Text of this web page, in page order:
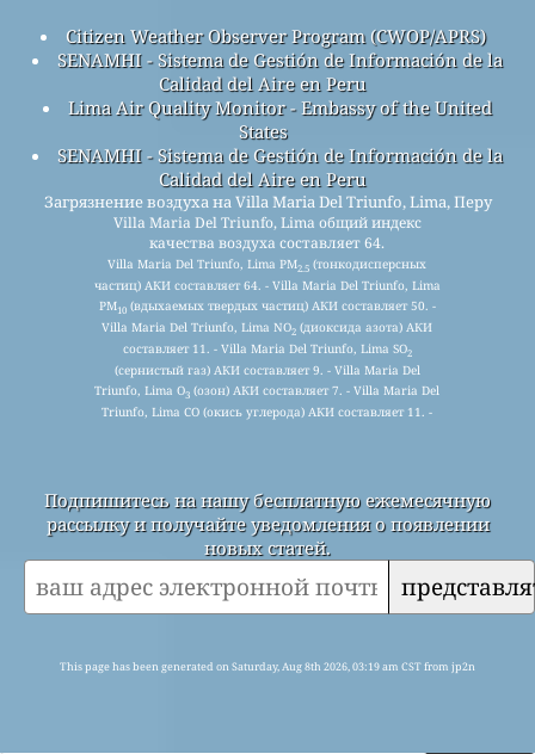
Citizen Weather Observer Program (CWOP/APRS)
SENAMHI - Sistema de Gestión de Información de la
Calidad del Aire en Peru
Lima Air Quality Monitor - Embassy of the United
States
SENAMHI - Sistema de Gestión de Información de la
Calidad del Aire en Peru
Загрязнение воздуха на Villa Maria Del Triunfo, Lima, Перу
Villa Maria Del Triunfo, Lima общий индекс
качества воздуха составляет 64.
Villa Maria Del Triunfo, Lima PM2.5 (тонкодисперсных
частиц) АКИ составляет 64. - Villa Maria Del Triunfo, Lima
PM10(вдыхаемых твердых частиц) АКИ составляет 50. -
Villa Maria Del Triunfo, Lima NO2 (диоксида азота) АКИ
составляет 11. - Villa Maria Del Triunfo, Lima SO2
(сернистый газ) АКИ составляет 9. - Villa Maria Del
Triunfo, Lima O3 (озон) АКИ составляет 7. - Villa Maria Del
Triunfo, Lima CO (окись углерода) АКИ составляет 11. -
Подпишитесь на нашу бесплатную ежемесячную
рассылку и получайте уведомления о появлении
новых статей.
This page has been generated on Saturday, Aug 8th 2026, 03:19 am CST from jp2n